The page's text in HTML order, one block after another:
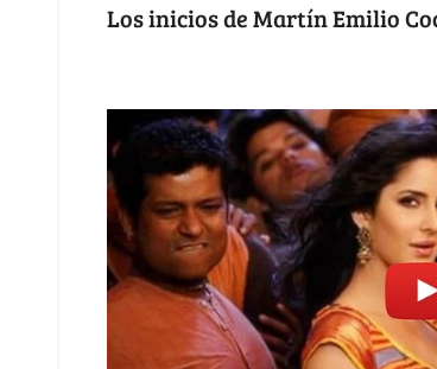
Los inicios de Martín Emilio